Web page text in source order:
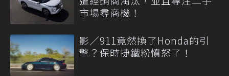
市場尋商機！
影／911竟然換了Honda的引
擎？保時捷鐵粉憤怒了！